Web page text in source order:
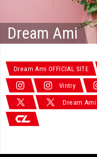
Dream Ami
Dream Ami OFFICIAL SITE
Vintry
Dream